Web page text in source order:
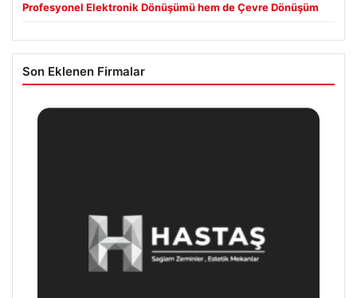
Profesyonel Elektronik Dönüşümü hem de Çevre Dönüşüm
Son Eklenen Firmalar